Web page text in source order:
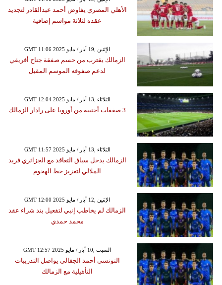
الأهلي المصري يفاوض أحمد عبدالقادر لتجديد
عقده لثلاثة مواسم إضافية
GMT 11:06 2025 الإثنين ,19 أيار / مايو
الزمالك يقترب من حسم صفقة جناح أفريقي
لدعم صفوفه الموسم المقبل
GMT 12:04 2025 الثلاثاء ,13 أيار / مايو
3 صفقات أجنبية من أوروبا على رادار الزمالك
GMT 11:57 2025 الثلاثاء ,13 أيار / مايو
الزمالك يدخل سباق التعاقد مع الجزائري فريد
الملالي لتعزيز خط الهجوم
GMT 12:00 2025 الإثنين ,12 أيار / مايو
الزمالك لم يخاطب إنبي لتفعيل بند شراء عقد
محمد حمدي
GMT 12:57 2025 السبت ,10 أيار / مايو
التونسي أحمد الجفالي يواصل التدريبات
التأهيلية مع الزمالك